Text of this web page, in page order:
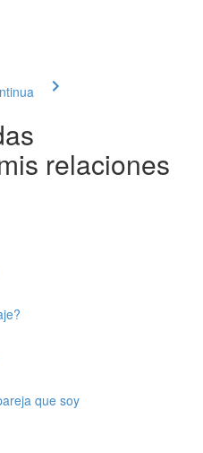
relaciones
que soy